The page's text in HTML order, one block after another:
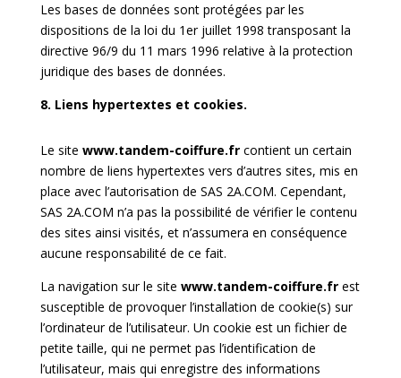
Les bases de données sont protégées par les
dispositions de la loi du 1er juillet 1998 transposant la
directive 96/9 du 11 mars 1996 relative à la protection
juridique des bases de données.
8. Liens hypertextes et cookies.
Le site www.tandem-coiffure.frcontient un certain
nombre de liens hypertextes vers d’autres sites, mis en
place avec l’autorisation de SAS 2A.COM. Cependant,
SAS 2A.COM n’a pas la possibilité de vérifier le contenu
des sites ainsi visités, et n’assumera en conséquence
aucune responsabilité de ce fait.
La navigation sur le site www.tandem-coiffure.frest
susceptible de provoquer l’installation de cookie(s) sur
l’ordinateur de l’utilisateur. Un cookie est un fichier de
petite taille, qui ne permet pas l’identification de
l’utilisateur, mais qui enregistre des informations